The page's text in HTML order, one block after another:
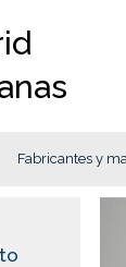
Fabricantes y